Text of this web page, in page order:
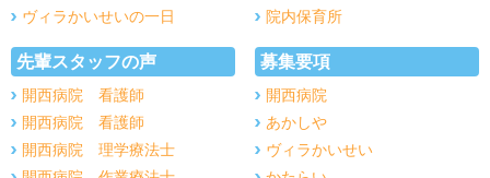
ヴィラかいせいの一日
院内保育所
先輩スタッフの声
開西病院 看護師
開西病院 看護師
開西病院 理学療法士
募集要項
開西病院
あかしや
ヴィラかいせい